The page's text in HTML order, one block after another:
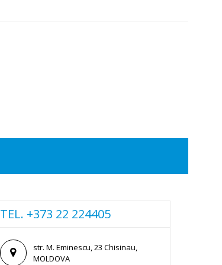
TEL. +373 22 224405
str. M. Eminescu, 23 Chisinau,
MOLDOVA